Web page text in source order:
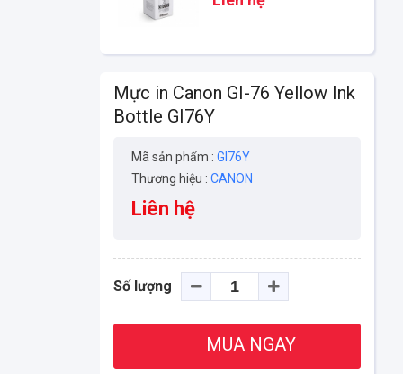
Mực in Canon GI-76 Yellow Ink
Bottle GI76Y
Mã sản phẩm : GI76Y
Thương hiệu : CANON
Liên hệ
Số lượng
MUA NGAY